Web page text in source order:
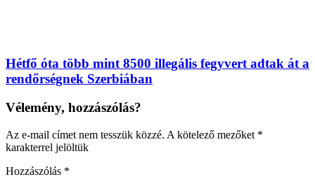
Hétfő óta több mint 8500 illegális fegyvert adtak át a
rendőrségnek Szerbiában
Vélemény, hozzászólás?
Az e-mail címet nem tesszük közzé. A kötelező mezőket *
karakterrel jelöltük
Hozzászólás *